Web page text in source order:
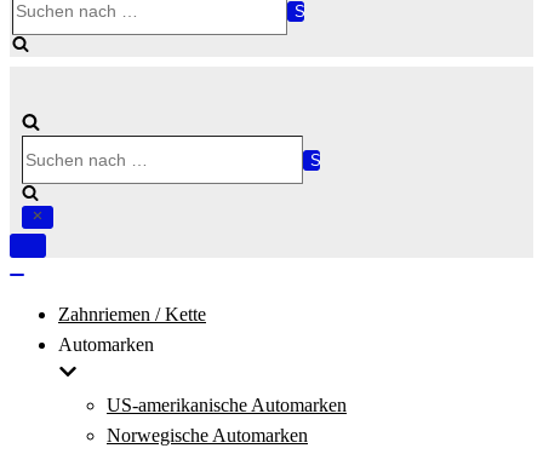
nach …
nach …
Navigation
Zahnriemen / Kette
Automarken
US-amerikanische Automarken
Norwegische Automarken